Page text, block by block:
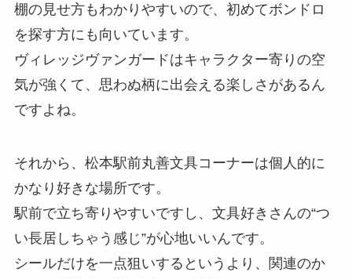
棚の見せ方もわかりやすいので、初めてボンドロ
を探す方にも向いています。
ヴィレッジヴァンガードはキャラクター寄りの空
気が強くて、思わぬ柄に出会える楽しさがあるん
ですよね。
それから、松本駅前丸善文具コーナーは個人的に
かなり好きな場所です。
駅前で立ち寄りやすいですし、文具好きさんの“つ
い長居しちゃう感じ”が心地いいんです。
シールだけを一点狙いするというより、関連のか